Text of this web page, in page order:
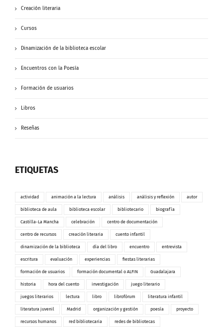
Creación literaria
Cursos
Dinamización de la biblioteca escolar
Encuentros con la Poesía
Formación de usuarios
Libros
Reseñas
ETIQUETAS
actividad animación a la lectura análisis análisis y reflexión autor
biblioteca de aula biblioteca escolar bibliotecario biografía
Castilla-La Mancha celebración centro de documentación
centro de recursos creación literaria cuento infantil
dinamización de la biblioteca día del libro encuentro entrevista
escritura evaluación experiencias fiestas literarias
formación de usuarios formación documental o ALFIN Guadalajara
historia hora del cuento investigación juego literario
juegos literarios lectura libro librofórum literatura infantil
literatura juvenil Madrid organización y gestión poesía proyecto
recursos humanos red bibliotecaria redes de bibliotecas